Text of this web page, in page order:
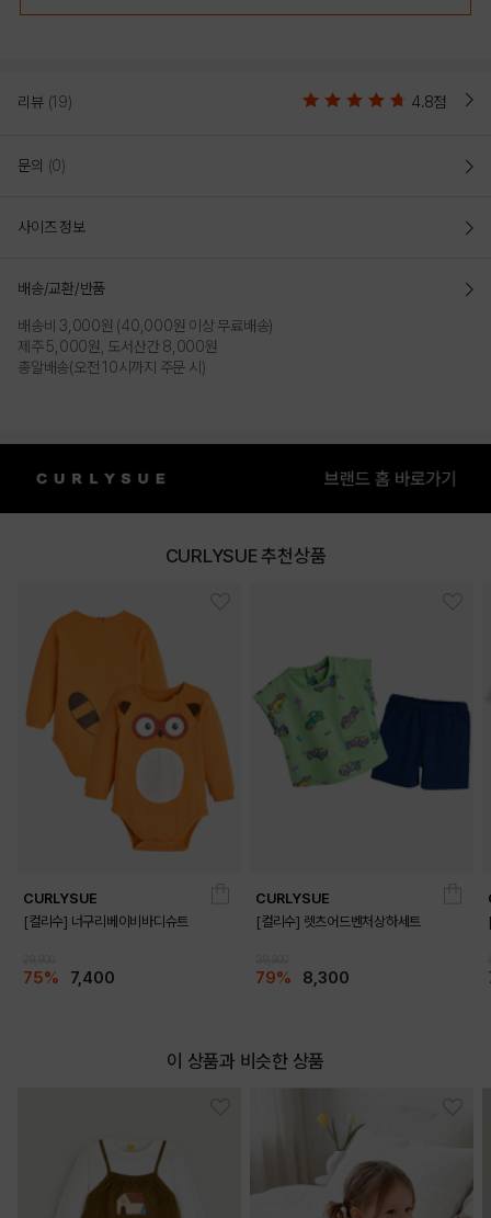
리뷰 (19) 4.8점
문의 (0)
사이즈 정보
배송/교환/반품
배송비 3,000원 (40,000원 이상 무료배송)
제주 5,000원, 도서산간 8,000원
총알배송(오전 10시까지 주문 시)
CURLYSUE 추천상품
CURLYSUE
[컬리수] 너구리베이비바디슈트
75% 7,400
CURLYSUE
[컬리수] 렛츠어드벤처상하세트
79% 8,300
이 상품과 비슷한 상품